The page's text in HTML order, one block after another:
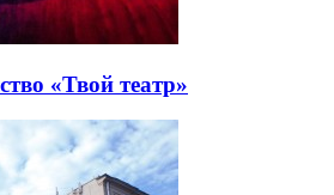
«Твой театр»